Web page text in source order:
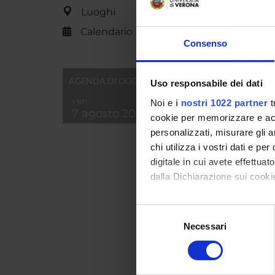
Consenso
Uso responsabile dei dati
Noi e i nostri 1022 partner
cookie per memorizzare e
personalizzati, misurare gli
chi utilizza i vostri dati e per
digitale in cui avete
dalla Dichiarazione sui
Con il tuo consenso,
raccogliere
digitali).
Necessari
Luoghi
Calendario
Id
Handle